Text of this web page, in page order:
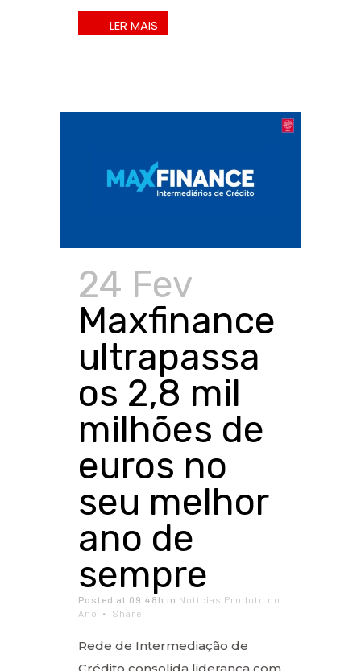
24 Fev
Maxfinance
ultrapassa
os 2,8 mil
milhões de
euros no
seu melhor
ano de
sempre
Posted at 09:48h in Notícias Produto do
Ano
Share
Rede de Intermediação de